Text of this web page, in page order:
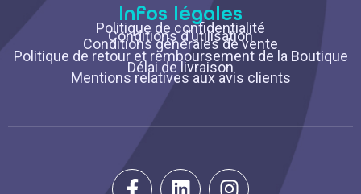
Infos légales
Politique de confidentialité
Conditions d’utilisation
Conditions générales de vente
Politique de retour et remboursement de la Boutique
Délai de livraison
Mentions relatives aux avis clients